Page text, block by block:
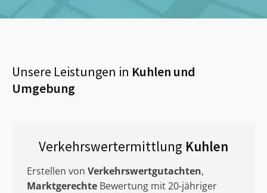
Unsere Leistungen in Kuhlen und
Umgebung
Verkehrswertermittlung Kuhlen
Erstellen von Verkehrswertgutachten,
Marktgerechte Bewertung mit 20-jähriger